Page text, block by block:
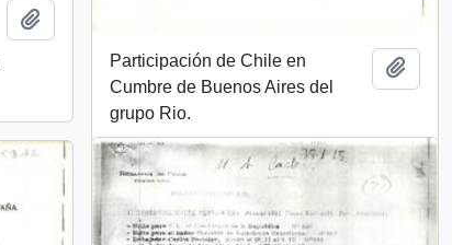
Añadir al portapapeles
Participación de Chile en
Cumbre de Buenos Aires del
grupo Rio.